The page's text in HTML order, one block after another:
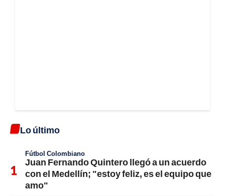
Lo último
Fútbol Colombiano
Juan Fernando Quintero llegó a un acuerdo
con el Medellín; "estoy feliz, es el equipo que
amo"